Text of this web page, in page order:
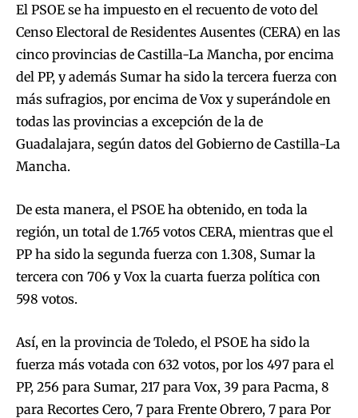
El PSOE se ha impuesto en el recuento de voto del
Censo Electoral de Residentes Ausentes (CERA) en las
cinco provincias de Castilla-La Mancha, por encima
del PP, y además Sumar ha sido la tercera fuerza con
más sufragios, por encima de Vox y superándole en
todas las provincias a excepción de la de
Guadalajara, según datos del Gobierno de Castilla-La
Mancha.
De esta manera, el PSOE ha obtenido, en toda la
región, un total de 1.765 votos CERA, mientras que el
PP ha sido la segunda fuerza con 1.308, Sumar la
tercera con 706 y Vox la cuarta fuerza política con
598 votos.
Así, en la provincia de Toledo, el PSOE ha sido la
fuerza más votada con 632 votos, por los 497 para el
PP, 256 para Sumar, 217 para Vox, 39 para Pacma, 8
para Recortes Cero, 7 para Frente Obrero, 7 para Por